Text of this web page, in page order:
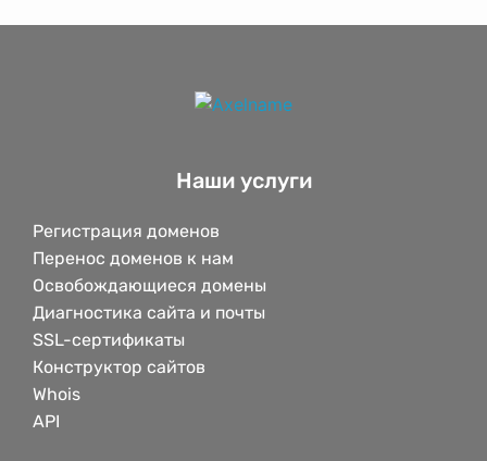
Наши услуги
Регистрация доменов
Перенос доменов к нам
Освобождающиеся домены
Диагностика сайта и почты
SSL-сертификаты
Конструктор сайтов
Whois
API